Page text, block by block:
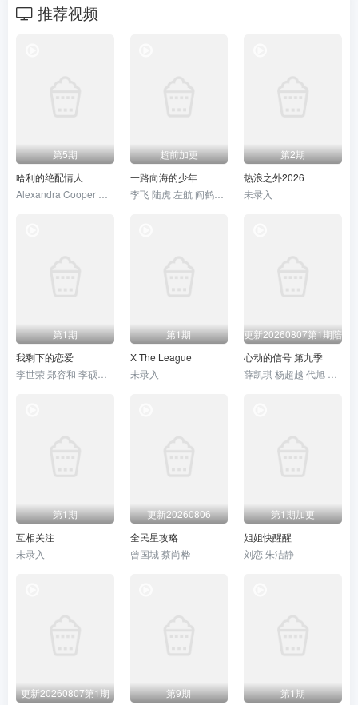
20260712企划第3期 20260713直拍第15期 20260714直拍第16期
20260715后花园第8期 20260716超前营业第11期
20260729歌手后花园
推荐视频
第5期
哈利的绝配情人
超前加更
一路向海的少年
李飞 陆虎 左航 阎鹤祥 朱志鑫 苏新皓 张极 张泽禹
第2期
热浪之外2026
未录入
第1期
我剩下的恋爱
第1期
X The League
未录入
更新20260807第1期陪看
心动的信号 第九季
第1期
互相关注
未录入
更新20260806
全民星攻略
曾国城 蔡尚桦
第1期加更
姐姐快醒醒
刘恋 朱洁静
更新20260807第1期
第9期
第1期